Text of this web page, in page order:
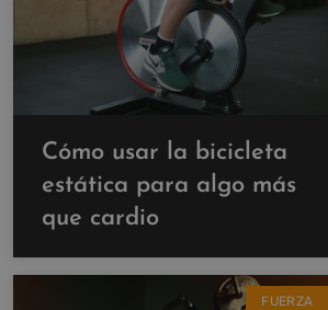
Cómo usar la bicicleta
estática para algo más
que cardio
FUERZA